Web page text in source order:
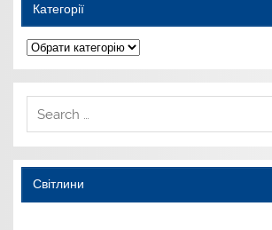
Категорії
Категорії
Світлини